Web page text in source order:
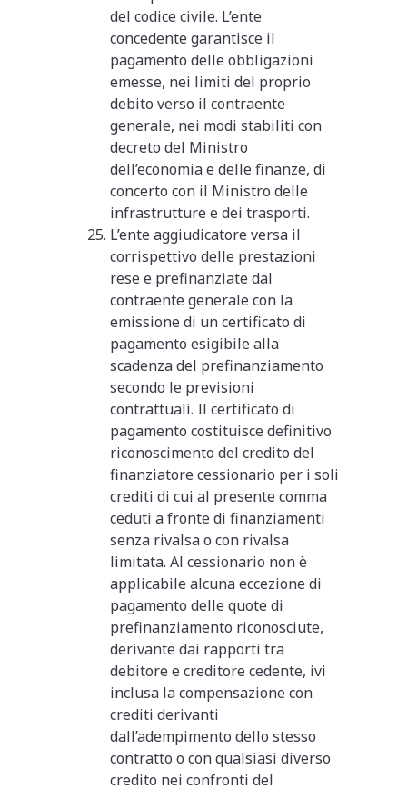
del codice civile. L’ente
concedente garantisce il
pagamento delle obbligazioni
emesse, nei limiti del proprio
debito verso il contraente
generale, nei modi stabiliti con
decreto del Ministro
dell’economia e delle finanze, di
concerto con il Ministro delle
infrastrutture e dei trasporti.
L’ente aggiudicatore versa il
corrispettivo delle prestazioni
rese e prefinanziate dal
contraente generale con la
emissione di un certificato di
pagamento esigibile alla
scadenza del prefinanziamento
secondo le previsioni
contrattuali. Il certificato di
pagamento costituisce definitivo
riconoscimento del credito del
finanziatore cessionario per i soli
crediti di cui al presente comma
ceduti a fronte di finanziamenti
senza rivalsa o con rivalsa
limitata. Al cessionario non è
applicabile alcuna eccezione di
pagamento delle quote di
prefinanziamento riconosciute,
derivante dai rapporti tra
debitore e creditore cedente, ivi
inclusa la compensazione con
crediti derivanti
dall’adempimento dello stesso
contratto o con qualsiasi diverso
credito nei confronti del